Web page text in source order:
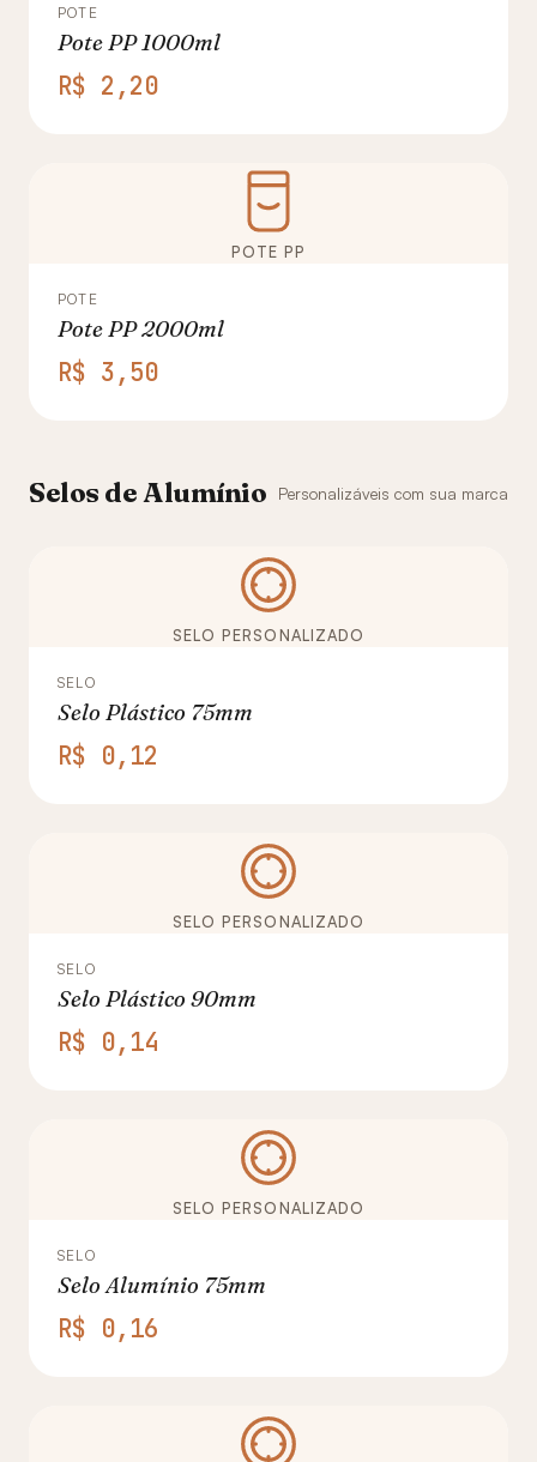
POTE
Pote PP 1000ml
R$ 2,20
POTE PP
POTE
Pote PP 2000ml
R$ 3,50
Selos de Alumínio Personalizáveis com sua marca
SELO PERSONALIZADO
SELO
Selo Plástico 75mm
R$ 0,12
SELO PERSONALIZADO
SELO
Selo Plástico 90mm
R$ 0,14
SELO PERSONALIZADO
SELO
Selo Alumínio 75mm
R$ 0,16